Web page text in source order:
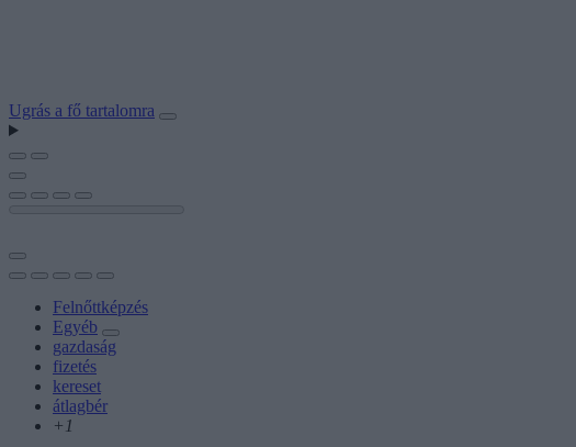
Ugrás a fő tartalomra
Felnőttképzés
Egyéb
gazdaság
fizetés
kereset
átlagbér
+1